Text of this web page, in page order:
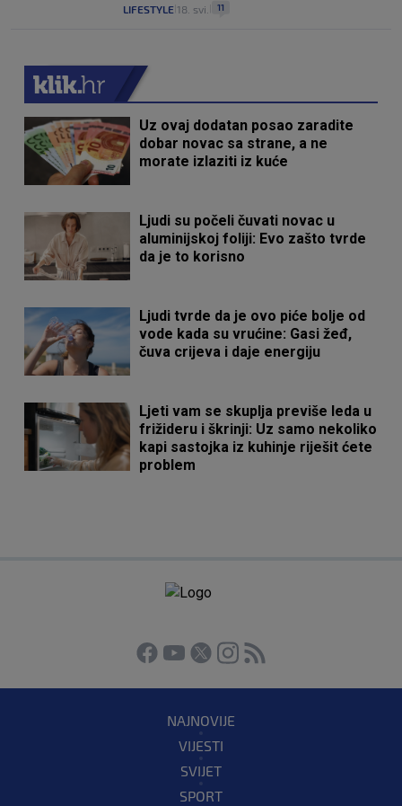
LIFESTYLE 18. svi. 11
Uz ovaj dodatan posao zaradite
dobar novac sa strane, a ne
morate izlaziti iz kuće
Ljudi su počeli čuvati novac u
aluminijskoj foliji: Evo zašto tvrde
da je to korisno
Ljudi tvrde da je ovo piće bolje od
vode kada su vrućine: Gasi žeđ,
čuva crijeva i daje energiju
Ljeti vam se skuplja previše leda u
frižideru i škrinji: Uz samo nekoliko
kapi sastojka iz kuhinje riješit ćete
problem
NAJNOVIJE
VIJESTI
SVIJET
SPORT